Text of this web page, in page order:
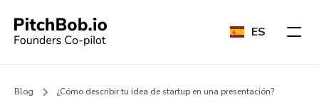
ES
Blog ¿Cómo describir tu idea de startup en una presentación?